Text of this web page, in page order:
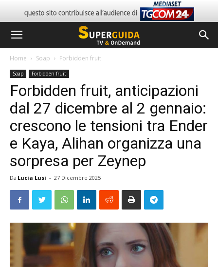
Home Soap Forbidden fruit
Soap Forbidden fruit
Forbidden fruit, anticipazioni
dal 27 dicembre al 2 gennaio:
crescono le tensioni tra Ender
e Kaya, Alihan organizza una
sorpresa per Zeynep
Da Lucia Lusi - 27 Dicembre 2025